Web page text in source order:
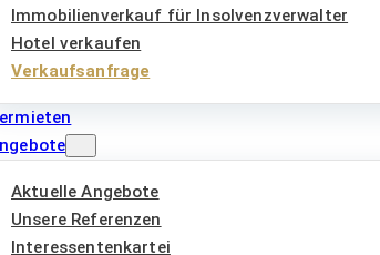
Immobilienverkauf für Insolvenzverwalter
Hotel verkaufen
Verkaufsanfrage
Aktuelle Angebote
Unsere Referenzen
Interessentenkartei